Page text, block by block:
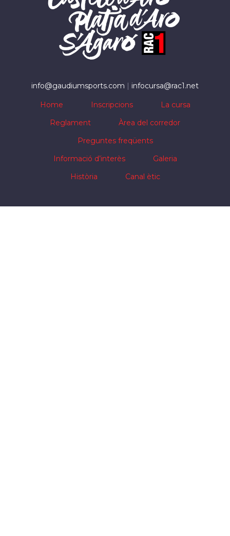
info@gaudiumsports.com | infocursa@rac1.net
Home Inscripcions
La cursa
Reglament
Àrea del corredor
Preguntes freqüents
Informació d’interès
Galeria
Història
Canal ètic